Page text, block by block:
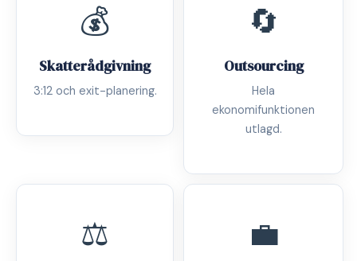
💰
Skatterådgivning
3:12 och exit-planering.
🔄
Outsourcing
Hela
ekonomifunktionen
utlagd.
⚖️ 💼